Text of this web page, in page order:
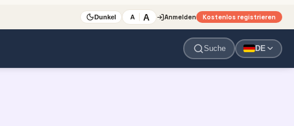
Dunkel A A Anmelden Kostenlos registrieren
Suche DE